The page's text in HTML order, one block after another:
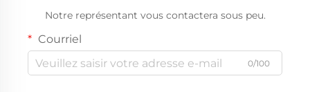
Notre représentant vous contactera sous peu.
Courriel
0/100